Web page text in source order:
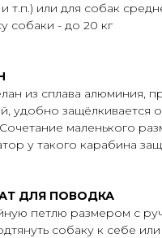
т.п.) или для собак
собаки - до 20 кг
из сплава алюминия,
удобно защёлкивается
маленького
у такого карабина
ДЛЯ ПОВОДКА
петлю размером с
собаку к себе